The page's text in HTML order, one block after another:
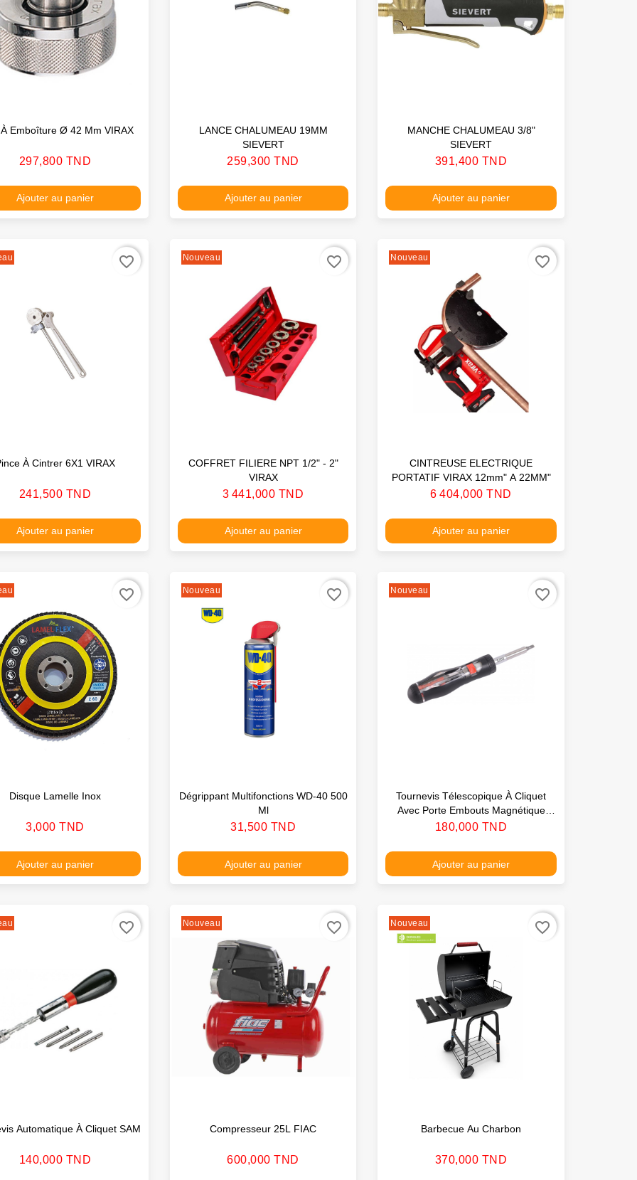
Emboîture Ø 42 Mm VIRAX
Prix
297,800 TND
Ajouter au panier
LANCE CHALUMEAU 19MM
SIEVERT
Prix
259,300 TND
Ajouter au panier
MANCHE CHALUMEAU 3/8"
SIEVERT
Prix
391,400 TND
Ajouter au panier
À Cintrer 6X1 VIRAX
Prix
241,500 TND
Ajouter au panier
favorite_border Nouveau
COFFRET FILIERE NPT 1/2" - 2"
VIRAX
Prix
3 441,000 TND
Ajouter au panier
favorite_border Nouveau
CINTREUSE ELECTRIQUE
PORTATIF VIRAX 12mm" A 22MM"
Prix
6 404,000 TND
Ajouter au panier
favorite_border
Disque Lamelle Inox
Prix
3,000 TND
Ajouter au panier
favorite_border Nouveau
Dégrippant Multifonctions WD-40 500
Ml
Prix
31,500 TND
Ajouter au panier
favorite_border Nouveau
Tournevis Télescopique À Cliquet
Avec Porte Embouts Magnétique
SAM
Prix
180,000 TND
Ajouter au panier
favorite_border
Automatique À Cliquet SAM
Prix
140,000 TND
favorite_border Nouveau
Compresseur 25L FIAC
Prix
600,000 TND
favorite_border Nouveau
Barbecue Au Charbon
Prix
370,000 TND
favorite_border